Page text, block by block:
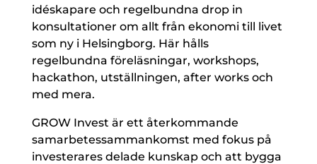
idéskapare och regelbundna drop in
konsultationer om allt från ekonomi till livet
som ny i Helsingborg. Här hålls
regelbundna föreläsningar, workshops,
hackathon, utställningen, after works och
med mera.
GROW Invest är ett återkommande
samarbetessammankomst med fokus på
investerares delade kunskap och att bygga